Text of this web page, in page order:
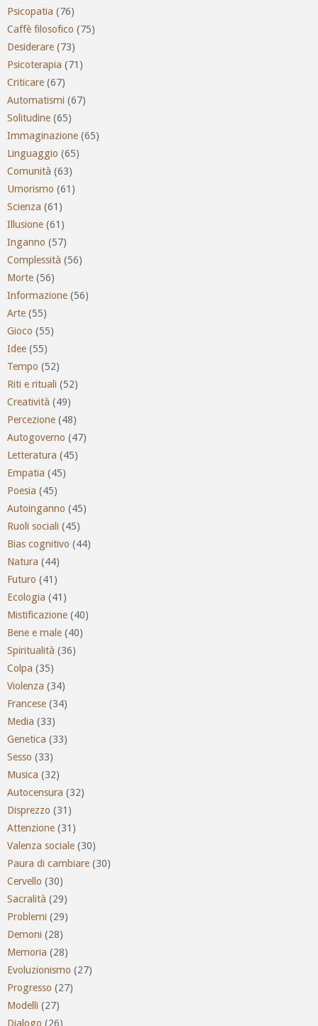
Psicopatia (76)
Caffè filosofico (75)
Desiderare (73)
Psicoterapia (71)
Criticare (67)
Automatismi (67)
Solitudine (65)
Immaginazione (65)
Linguaggio (65)
Comunità (63)
Umorismo (61)
Scienza (61)
Illusione (61)
Inganno (57)
Complessità (56)
Morte (56)
Informazione (56)
Arte (55)
Gioco (55)
Idee (55)
Tempo (52)
Riti e rituali (52)
Creatività (49)
Percezione (48)
Autogoverno (47)
Letteratura (45)
Empatia (45)
Poesia (45)
Autoinganno (45)
Ruoli sociali (45)
Bias cognitivo (44)
Natura (44)
Futuro (41)
Ecologia (41)
Mistificazione (40)
Bene e male (40)
Spiritualità (36)
Colpa (35)
Violenza (34)
Francese (34)
Media (33)
Genetica (33)
Sesso (33)
Musica (32)
Autocensura (32)
Disprezzo (31)
Attenzione (31)
Valenza sociale (30)
Paura di cambiare (30)
Cervello (30)
Sacralità (29)
Problemi (29)
Demoni (28)
Memoria (28)
Evoluzionismo (27)
Progresso (27)
Modelli (27)
Dialogo (26)